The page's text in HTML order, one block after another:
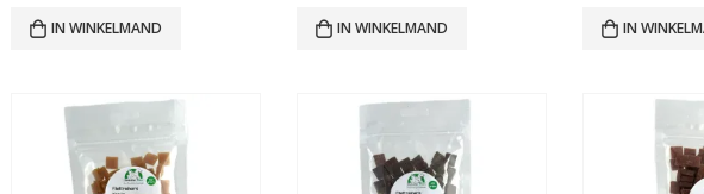
IN WINKELMAND IN WINKELMAND IN